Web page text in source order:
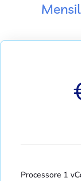
Processore 1